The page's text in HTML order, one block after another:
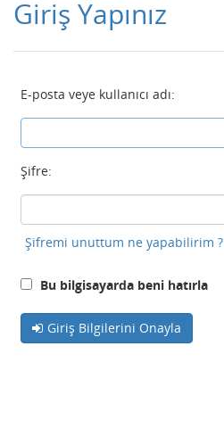
Giriş Yapınız
E-posta veye kullanıcı adı:
Şifre:
Şifremi unuttum ne yapabilirim ?
Bu bilgisayarda beni hatırla
Giriş Bilgilerini Onayla